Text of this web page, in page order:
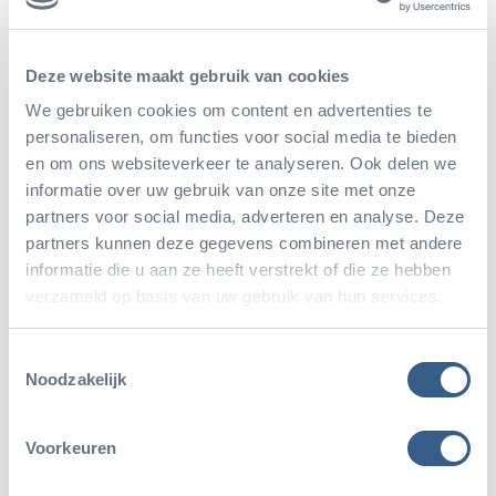
Deze website maakt gebruik van cookies
We gebruiken cookies om content en advertenties te
personaliseren, om functies voor social media te bieden
en om ons websiteverkeer te analyseren. Ook delen we
informatie over uw gebruik van onze site met onze
partners voor social media, adverteren en analyse. Deze
partners kunnen deze gegevens combineren met andere
informatie die u aan ze heeft verstrekt of die ze hebben
verzameld op basis van uw gebruik van hun services.
Noodzakelijk
Voorkeuren
In 2017 werden in alle Europese dierentuinen met
breedlipneushoorns in totaal slechts elf dieren
geboren. In 2016 kwam het totaal op zestien
geboortes uit. Tegen die achtergrond is het
bijzonder dat de neushoorngroep in Burgers’ Zoo
momenteel maar liefst drie jongen telt: een
mannetje van één jaar en tien maanden oud, een
vrouwtje van zeven maanden en het pasgeboren
vrouwtje van anderhalve maand. Het Arnhemse
dierenpark neemt met enkele andere Europese
dierenparken nadrukkelijk het voortouw voor wat
betreft de fok met breedlipneushoorns.